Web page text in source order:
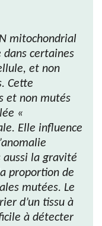
mitochondrial
dans certaines
et non
Cette
et non mutés
«
Elle influence
aussi la gravité
proportion de
mutées. Le
d’un tissu à
à détecter